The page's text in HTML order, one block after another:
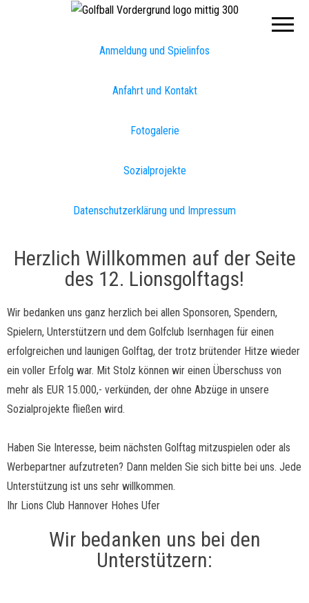
Anmeldung und Spielinfos
Anfahrt und Kontakt
Fotogalerie
Sozialprojekte
Datenschutzerklärung und Impressum
Herzlich Willkommen auf der Seite
des 12. Lionsgolftags!
Wir bedanken uns ganz herzlich bei allen Sponsoren, Spendern,
Spielern, Unterstützern und dem Golfclub Isernhagen für einen
erfolgreichen und launigen Golftag, der trotz brütender Hitze wieder
ein voller Erfolg war. Mit Stolz können wir einen Überschuss von
mehr als EUR 15.000,- verkünden, der ohne Abzüge in unsere
Sozialprojekte fließen wird.
Haben Sie Interesse, beim nächsten Golftag mitzuspielen oder als
Werbepartner aufzutreten? Dann melden Sie sich bitte bei uns. Jede
Unterstützung ist uns sehr willkommen.
Ihr Lions Club Hannover Hohes Ufer
Wir bedanken uns bei den
Unterstützern: